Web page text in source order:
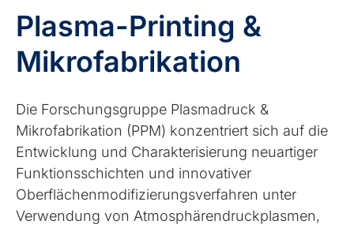
Plasma-Printing &
Mikrofabrikation
Die Forschungsgruppe Plasmadruck &
Mikrofabrikation (PPM) konzentriert sich auf die
Entwicklung und Charakterisierung neuartiger
Funktionsschichten und innovativer
Oberflächenmodifizierungsverfahren unter
Verwendung von Atmosphärendruckplasmen,